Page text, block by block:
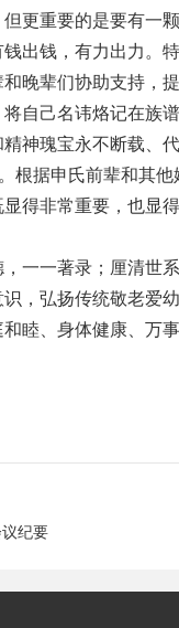
更重要的是要有一
出钱，有力出力。
晚辈们协助支持，
自己名讳烙记在族
神瑰宝永不断载、
根据申氏前辈和其
得非常重要，也显
一一著录；厘清世
，弘扬传统敬老爱
睦、身体健康、万
纪要